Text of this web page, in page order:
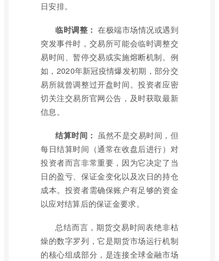
日安排。
临时调整： 在极端市场情况或遇到
突发事件时，交易所可能会临时调整交
易时间、暂停交易或实施熔断机制。例
如，2020年新冠疫情爆发初期，部分交
易所就曾调整过开盘时间。投资者应密
切关注交易所官网公告，及时获取最新
信息。
结算时间： 虽然不是交易时间，但
每日结算时间（通常在收盘后进行）对
投资者而言非常重要，因为它决定了当
日的盈亏、保证金变化以及次日的持仓
成本。投资者需确保账户有足够的资金
以应对结算后的保证金要求。
总结而言，期货交易时间表绝非枯
燥的数字罗列，它是期货市场运行机制
的核心组成部分，是连接全球金融市场